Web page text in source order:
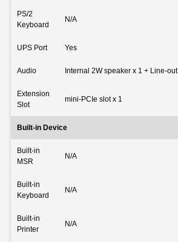
PS/2
Keyboard
N/A
UPS Port Yes
Audio Internal 2W speaker x 1 + Line-out
Extension
Slot
mini-PCIe slot x 1
Built-in Device
Built-in
MSR
N/A
Built-in
Keyboard
N/A
Built-in
Printer
N/A